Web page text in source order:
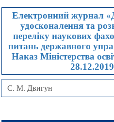
Електронний журнал
удосконалення та
переліку наукових
питань державного
Наказ Міністерства